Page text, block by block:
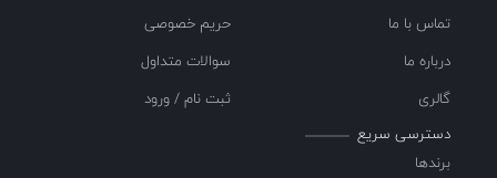
تماس با ما
درباره ما
گالری
حریم خصوصی
سوالات متداول
ثبت نام / ورود
دسترسی سریع
برندها